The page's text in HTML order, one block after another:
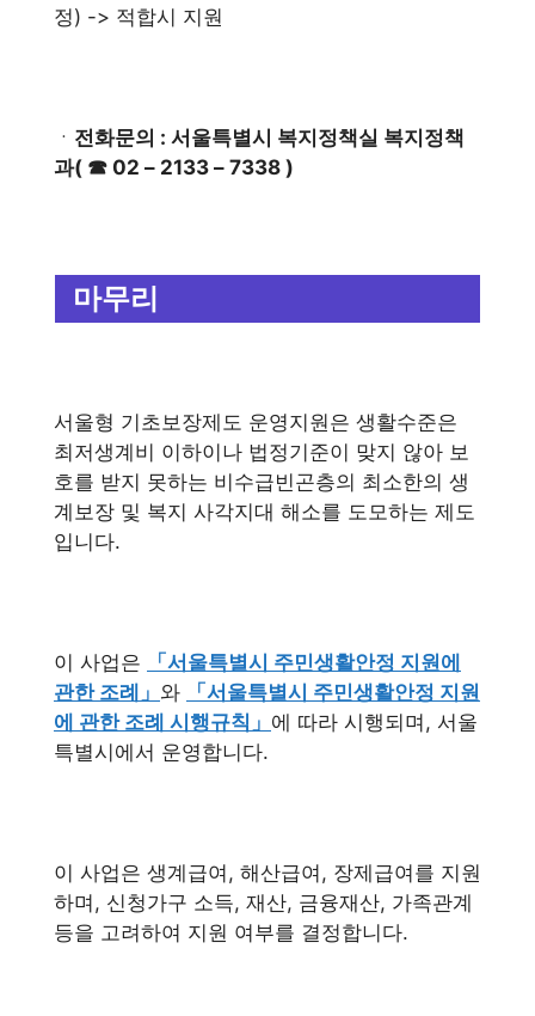
정) -> 적합시 지원
ㆍ 전화문의 : 서울특별시 복지정책실 복지정책
과( ☎ 02 – 2133 – 7338 )
마무리
서울형 기초보장제도 운영지원은 생활수준은
최저생계비 이하이나 법정기준이 맞지 않아 보
호를 받지 못하는 비수급빈곤층의 최소한의 생
계보장 및 복지 사각지대 해소를 도모하는 제도
입니다.
이 사업은
「서울특별시 주민생활안정 지원에
관한 조례」 와
「서울특별시 주민생활안정 지원
에 관한 조례 시행규칙」 에 따라 시행되며, 서울
특별시에서 운영합니다.
이 사업은 생계급여, 해산급여, 장제급여를 지원
하며, 신청가구 소득, 재산, 금융재산, 가족관계
등을 고려하여 지원 여부를 결정합니다.